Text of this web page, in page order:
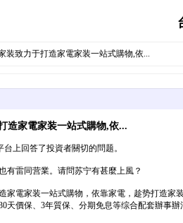
装致力于打造家電家装一站式購物,依...
造家電家装一站式購物,依...
上回答了投資者關切的問题。
有雷同营業。请問苏宁有甚麼上風？
家電家装一站式購物，依靠家電，趁势打造
天價保、3年質保、分期免息等综合配套辦事